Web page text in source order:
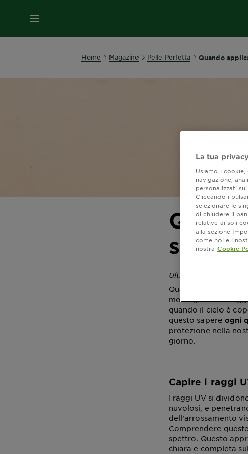
MENU
Home Magazine Pelle Perfetta Quando
Ultimo
Quando si parla di
montagna. Ma i
quando il cielo è
questo sapereogni
protezione nella
giorno.
Capire i raggi
I raggi UV si
nuvolosi, e
dell’arrossamento
Comprendere
spettro. Questo
chiara e completa
La tua
Usiamo i
navigazione,
personalizzati
Cliccando i
selezionare le
di chiudere il
relative ai soli
alla sezione
come noi e i
nostra Cookie